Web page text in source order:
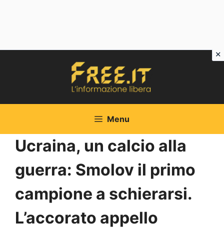
Menu
Ucraina, un calcio alla
guerra: Smolov il primo
campione a schierarsi.
L’accorato appello